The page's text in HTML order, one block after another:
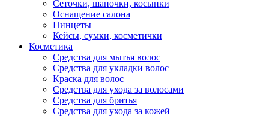
Сеточки, шапочки, косынки
Оснащение салона
Пинцеты
Кейсы, сумки, косметички
Косметика
Средства для мытья волос
Средства для укладки волос
Краска для волос
Средства для ухода за волосами
Средства для бритья
Средства для ухода за кожей